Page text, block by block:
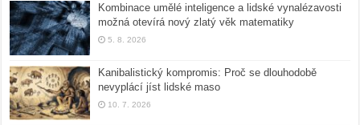
Kombinace umělé inteligence a lidské vynalézavosti
možná otevírá nový zlatý věk matematiky
5. 8. 2026
Kanibalistický kompromis: Proč se dlouhodobě
nevyplácí jíst lidské maso
10. 7. 2026